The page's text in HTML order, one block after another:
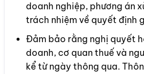
doanh nghiệp, phương án
trách nhiệm về quyết định
Đảm bảo rằng nghị quyết
doanh, cơ quan thuế và
kể từ ngày thông qua.